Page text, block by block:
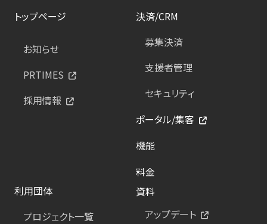
トップページ
お知らせ
PRTIMES
採用情報
決済/CRM
募集決済
支援者管理
セキュリティ
ポータル/集客
機能
料金
利用団体
プロジェクト一覧
資料
アップデート